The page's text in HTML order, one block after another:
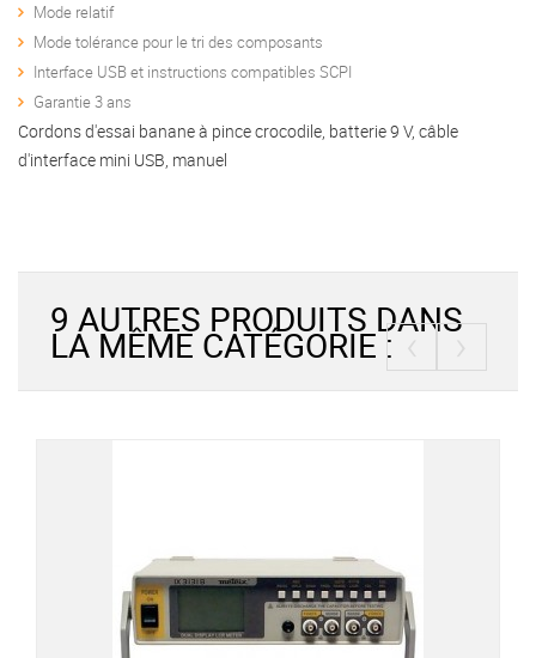
Mode relatif
Mode tolérance pour le tri des composants
Interface USB et instructions compatibles SCPI
Garantie 3 ans
Cordons d'essai banane à pince crocodile, batterie 9 V, câble
d'interface mini USB, manuel
9 AUTRES PRODUITS DANS
LA MÊME CATÉGORIE : ‹ ›